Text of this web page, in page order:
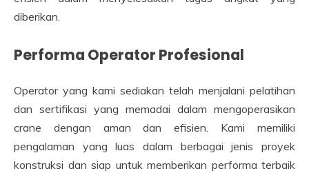
diberikan.
Performa Operator Profesional
Operator yang kami sediakan telah menjalani pelatihan
dan sertifikasi yang memadai dalam mengoperasikan
crane dengan aman dan efisien. Kami memiliki
pengalaman yang luas dalam berbagai jenis proyek
konstruksi dan siap untuk memberikan performa terbaik